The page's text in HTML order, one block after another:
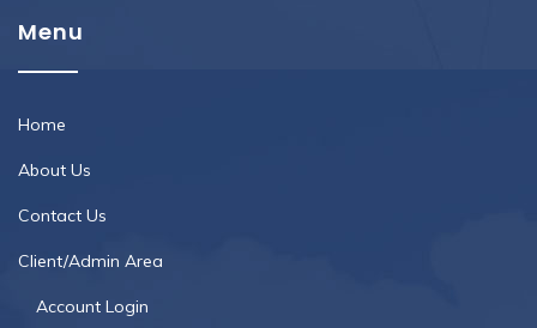
Menu
Home
About Us
Contact Us
Client/Admin Area
Account Login